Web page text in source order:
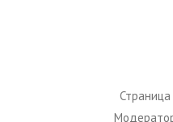
Страница